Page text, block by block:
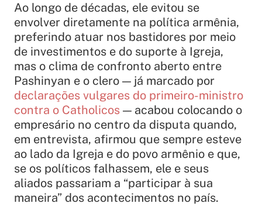
Ao longo de décadas, ele evitou se
envolver diretamente na política armênia,
preferindo atuar nos bastidores por meio
de investimentos e do suporte à Igreja,
mas o clima de confronto aberto entre
Pashinyan e o clero — já marcado por
declarações vulgares do primeiro-ministro
contra o Catholicos — acabou colocando o
empresário no centro da disputa quando,
em entrevista, afirmou que sempre esteve
ao lado da Igreja e do povo armênio e que,
se os políticos falhassem, ele e seus
aliados passariam a “participar à sua
maneira” dos acontecimentos no país.